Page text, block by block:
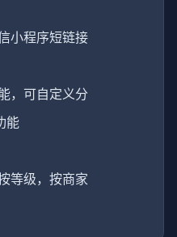
小程序短链接
，可自定义分
能
等级，按商家